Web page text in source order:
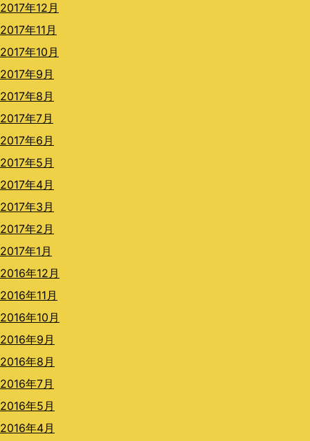
2017年12月
2017年11月
2017年10月
2017年9月
2017年8月
2017年7月
2017年6月
2017年5月
2017年4月
2017年3月
2017年2月
2017年1月
2016年12月
2016年11月
2016年10月
2016年9月
2016年8月
2016年7月
2016年5月
2016年4月